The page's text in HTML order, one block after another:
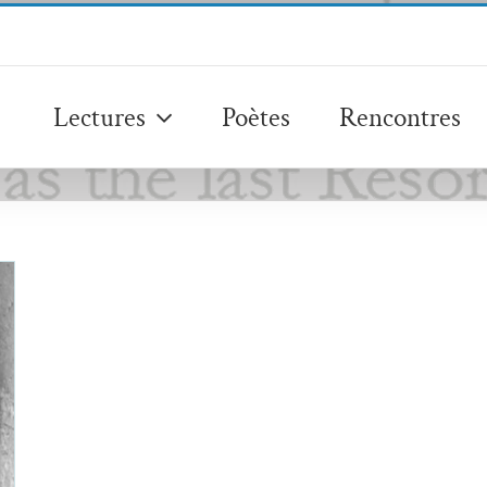
Lectures Poètes Rencontres